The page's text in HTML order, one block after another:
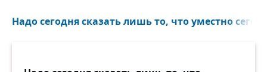
Надо сегодня сказать лишь то, что уместно